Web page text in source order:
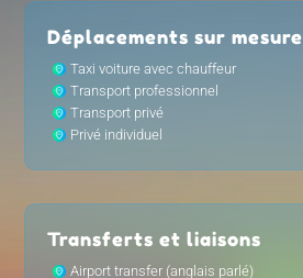
Déplacements sur mesure
Taxi voiture avec chauffeur
Transport professionnel
Transport privé
Privé individuel
Transferts et liaisons
Airport transfer (anglais parlé)